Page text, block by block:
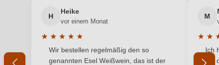
Geographische Angabe
Geschmack Trocken
Hersteller Fattoria Santa Vittoria
H
Heike
vor einem Monat
★ ★ ★ ★ ★
Durchschnittliche Bewertung von 5 von 5 Sternen
Wir bestellen regelmäßig den so
genannten Esel Weißwein, das ist der
M
★ ★
Ich
mit